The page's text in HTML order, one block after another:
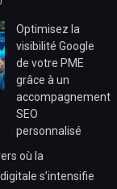
Optimisez la
visibilité Google
de votre PME
grâce à un
accompagnement
SEO
personnalisé
où la
s’intensifie